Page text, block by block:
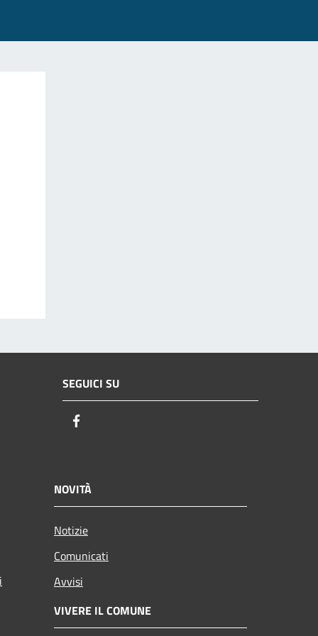
SEGUICI SU
NOVITÀ
Notizie
Comunicati
Avvisi
VIVERE IL COMUNE